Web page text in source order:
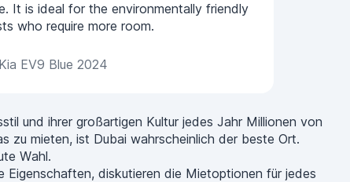
It is ideal for the environmentally friendly
who require more room.
Kia EV9 Blue 2024
und ihrer großartigen Kultur jedes Jahr Millionen von
zu mieten, ist Dubai wahrscheinlich der beste Ort.
Wahl.
Eigenschaften, diskutieren die Mietoptionen für jedes